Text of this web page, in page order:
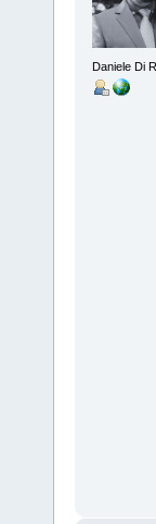
Daniele Di